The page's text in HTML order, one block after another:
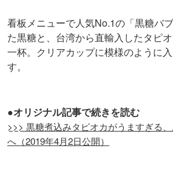
看板メニューで人気No.1の「黒糖バ
た黒糖と、台湾から直輸入したタピ
一杯。クリアカップに模様のように
す。
●オリジナル記事で続きを読む
>>> 黒糖煮込みタピオカがうますぎる、
へ（2019年4月2日公開）